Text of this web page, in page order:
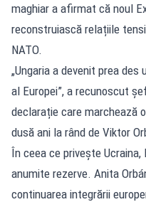
maghiar a afirmat că noul
reconstruiască relațiile
NATO.
„Ungaria a devenit prea
al Europei”, a recunoscut
declarație care marchează
dusă ani la rând de Viktor
În ceea ce privește
anumite rezerve. Anita
continuarea integrării